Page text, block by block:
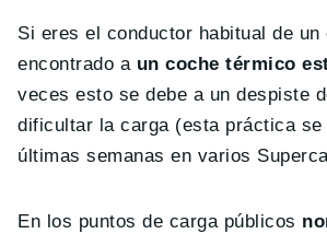
Si eres el conductor habitual de
encontrado a un coche térmico
veces esto se debe a un despiste
dificultar la carga (esta práctica
últimas semanas en varios
En los puntos de carga públicos